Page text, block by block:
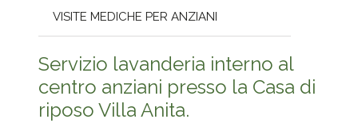
VISITE MEDICHE PER ANZIANI
Servizio lavanderia interno al
centro anziani presso la Casa di
riposo Villa Anita.